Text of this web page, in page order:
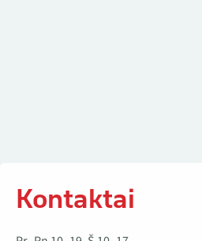
Kontaktai